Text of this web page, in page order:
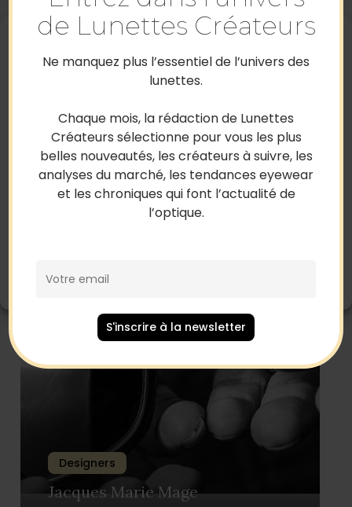
Gérer le consentement
aux cookies
Pour offrir les meilleures expériences, nous utilisons des
technologies telles que les cookies pour stocker et/ou accéder aux
nous permettra de traiter des données telles que le comportement
de navigation ou les ID uniques sur ce site. Le fait de ne pas
consentir ou de retirer son consentement peut avoir un effet négatif
sur certaines caractéristiques et fonctions.
Accepter
Refuser
Ross & Brown
Designers
Jacques Marie Mage
de Lunettes Créateurs
Ne manquez plus l’essentiel de l’univers des
lunettes.
Chaque mois, la rédaction de Lunettes
Créateurs sélectionne pour vous les plus
belles nouveautés, les créateurs à suivre, les
analyses du marché, les tendances eyewear
et les chroniques qui font l’actualité de
l’optique.
S'inscrire à la newsletter